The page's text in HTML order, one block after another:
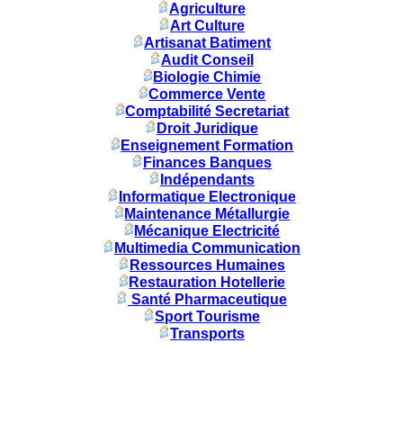
Agriculture
Art Culture
Artisanat Batiment
Audit Conseil
Biologie Chimie
Commerce Vente
Comptabilité Secretariat
Droit Juridique
Enseignement Formation
Finances Banques
Indépendants
Informatique Electronique
Maintenance Métallurgie
Mécanique Electricité
Multimedia Communication
Ressources Humaines
Restauration Hotellerie
Santé Pharmaceutique
Sport Tourisme
Transports